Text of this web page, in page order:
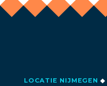
LOCATIE NIJMEGEN ◆